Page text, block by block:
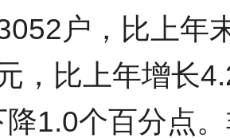
户，比上年
，比上年增长
1.0个百分点